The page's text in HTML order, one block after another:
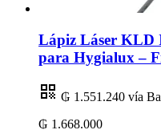
Lápiz Láser KLD
para Hygialux –
₲ 1.551.240 vía
₲ 1.668.000